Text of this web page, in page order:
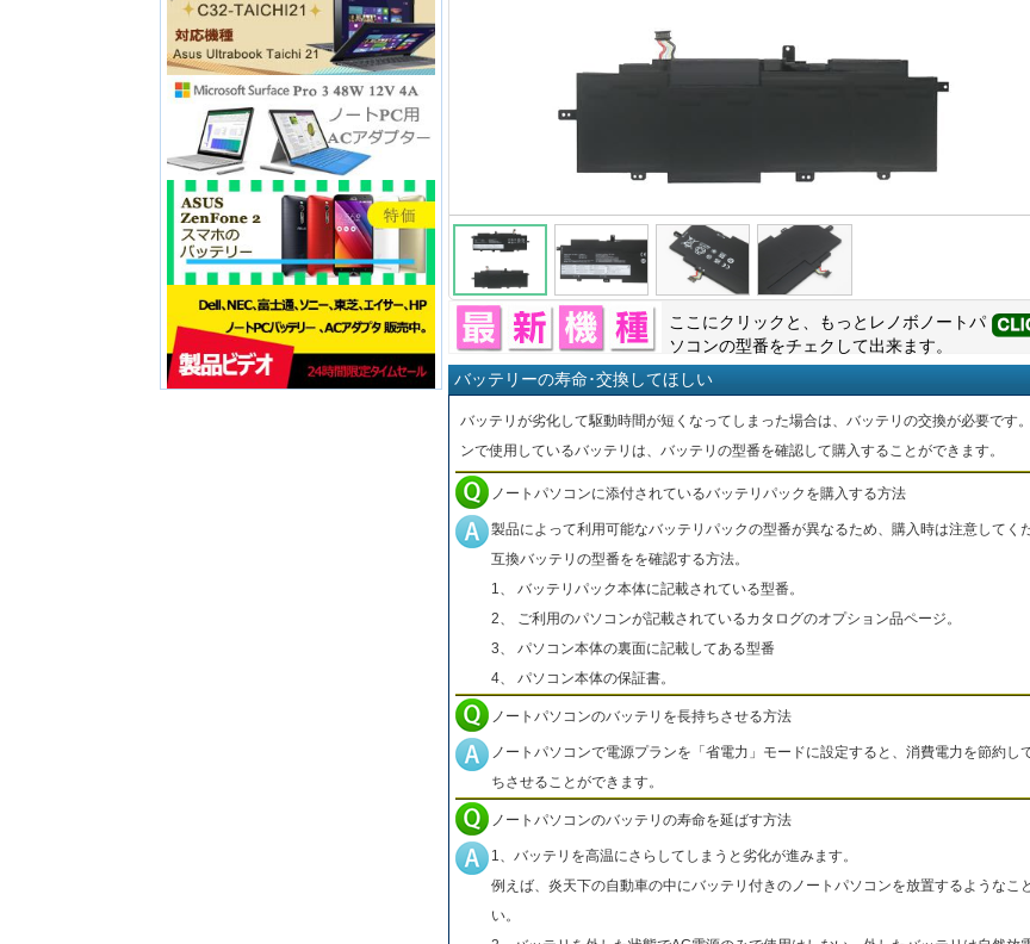
ここにクリックと、もっと レノボ ノートパ
ソコンの型番をチェクして出来ます。
バッテリーの寿命･交換してほしい
バッテリが劣化して駆動時間が短くなってしまった場合は、バッテリの交換が必要です
ンで使用しているバッテリは、バッテリの型番を確認して購入することができます。
ノートパソコンに添付されているバッテリパックを購入する方法
製品によって利用可能なバッテリパックの型番が異なるため、購入時は注意してく
互換バッテリの型番をを確認する方法。
1、 バッテリパック本体に記載されている型番。
2、 ご利用のパソコンが記載されているカタログのオプション品ページ。
3、 パソコン本体の裏面に記載してある型番
4、 パソコン本体の保証書。
ノートパソコンのバッテリを長持ちさせる方法
ノートパソコンで電源プランを「省電力」モードに設定すると、消費電力を節約し
ちさせることができます。
ノートパソコンのバッテリの寿命を延ばす方法
1、バッテリを高温にさらしてしまうと劣化が進みます。
例えば、炎天下の自動車の中にバッテリ付きのノートパソコンを放置するようなこ
い。